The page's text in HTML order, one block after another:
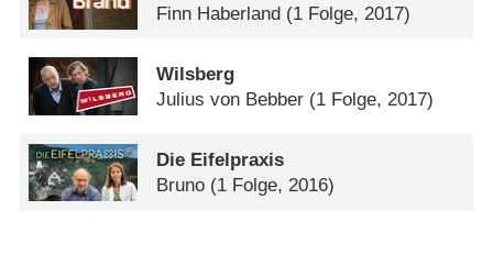
Finn Haberland (1 Folge, 2017)
Wilsberg
Julius von Bebber (1 Folge, 2017)
Die Eifelpraxis
Bruno (1 Folge, 2016)